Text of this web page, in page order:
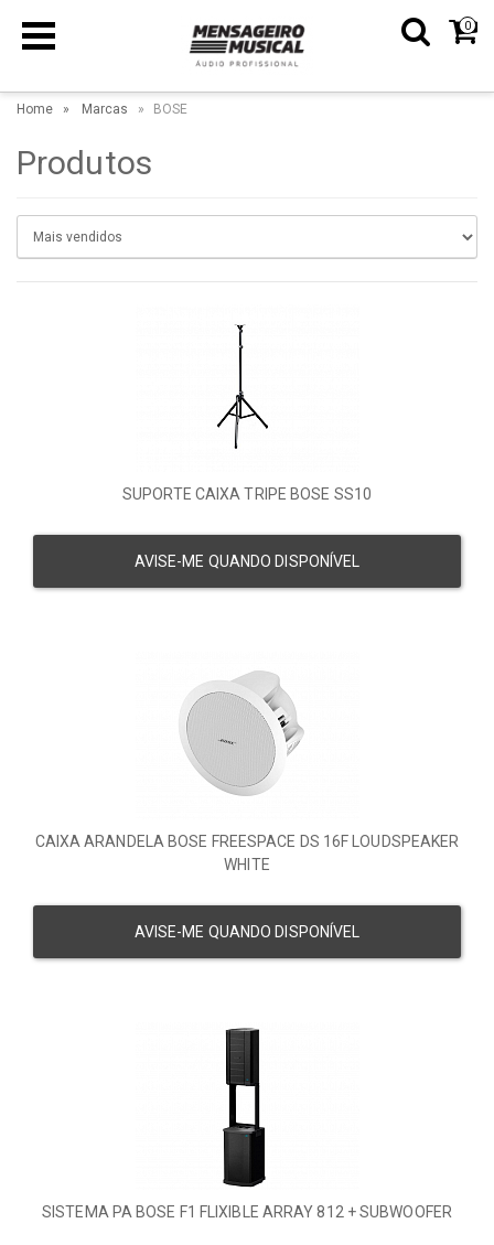
0
Home Marcas BOSE
Produtos
SUPORTE CAIXA TRIPE BOSE SS10
AVISE-ME QUANDO DISPONÍVEL
CAIXA ARANDELA BOSE FREESPACE DS 16F LOUDSPEAKER
WHITE
AVISE-ME QUANDO DISPONÍVEL
SISTEMA PA BOSE F1 FLIXIBLE ARRAY 812 + SUBWOOFER